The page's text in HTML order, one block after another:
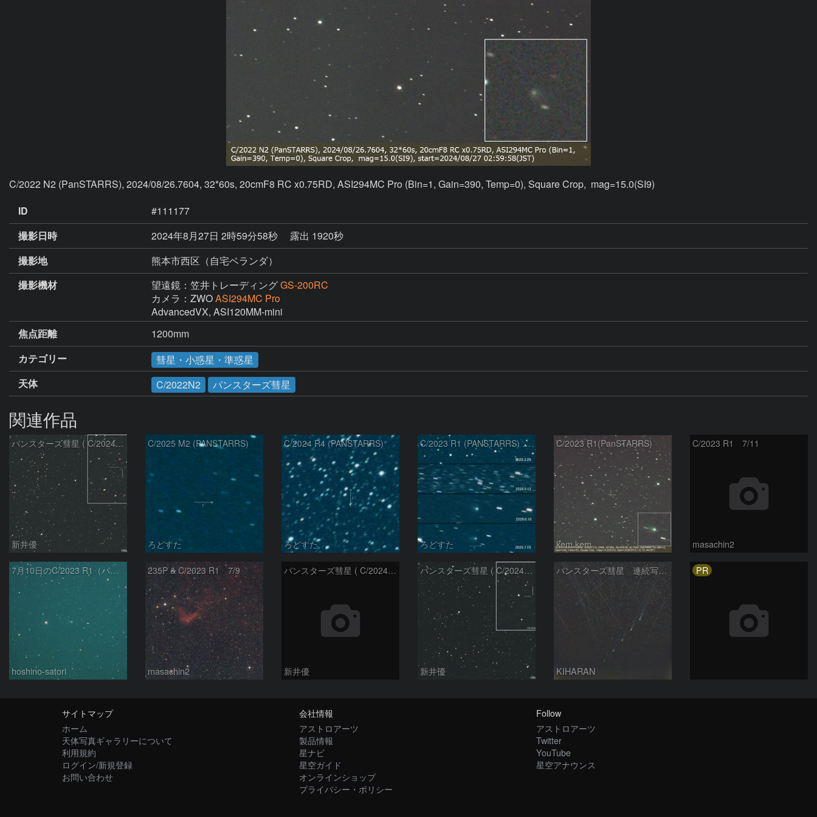
C/2022 N2 (PanSTARRS), 2024/08/26.7604, 32*60s, 20cmF8 RC x0.75RD, ASI294MC Pro (Bin=1, Gain=390, Temp=0), Square Crop,  mag=15.0(SI9)
ID
#111177
撮影日時
2024年8月27日 2時59分58秒
露出 1920秒
撮影地
熊本市西区（自宅ベランダ）
撮影機材
望遠鏡：笠井トレーディングGS-200RC
カメラ：ZWOASI294MC Pro
AdvancedVX, ASI120MM-mini
焦点距離
1200mm
カテゴリー
彗星・小惑星・準惑星
天体
C/2022N2 パンスターズ彗星
関連作品
パンスターズ彗星 ( C/2024R4 )：2026/07/27
新井優
C/2025 M2 (PANSTARRS)
ろどすた
C/2024 R4 (PANSTARRS)
ろどすた
C/2023 R1 (PANSTARRS) の変化
ろどすた
C/2023 R1(PanSTARRS)
kem.kem
C/2023 R1 7/11
masachin2
7月10日のC/2023 R1（パンスターズ彗星）
hoshino-satori
235P & C/2023 R1 7/9
masachin2
パンスターズ彗星 ( C/2024R4 )：2026/06/28
新井優
パンスターズ彗星 ( C/2024G4 )の予報位置：2026/06/23
新井優
パンスターズ彗星 連続写真 再処理
KIHARAN
PR
サイトマップ
ホーム
天体写真ギャラリーについて
利用規約
ログイン/新規登録
お問い合わせ
会社情報
アストロアーツ
製品情報
星ナビ
星空ガイド
オンラインショップ
プライバシー・ポリシー
Follow
アストロアーツ
Twitter
YouTube
星空アナウンス